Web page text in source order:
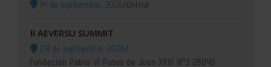
14 de septiembre, 2026/Online
II AEVERSU SUMMIT
29 de septiembre, 2026/
Fundación Pablo VI Paseo de Juan XXIII Nº3 28040